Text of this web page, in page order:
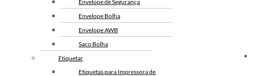
Envelope de Segurança
Envelope Bolha
Envelope AWB
Saco Bolha
Etiquetar
Etiquetas para Impressora de